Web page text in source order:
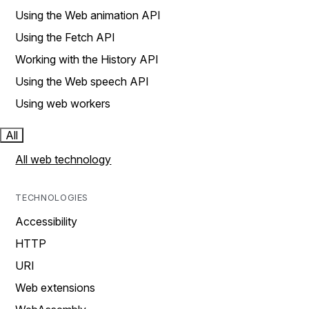
Using the Web animation API
Using the Fetch API
Working with the History API
Using the Web speech API
Using web workers
All
All web technology
TECHNOLOGIES
Accessibility
HTTP
URI
Web extensions